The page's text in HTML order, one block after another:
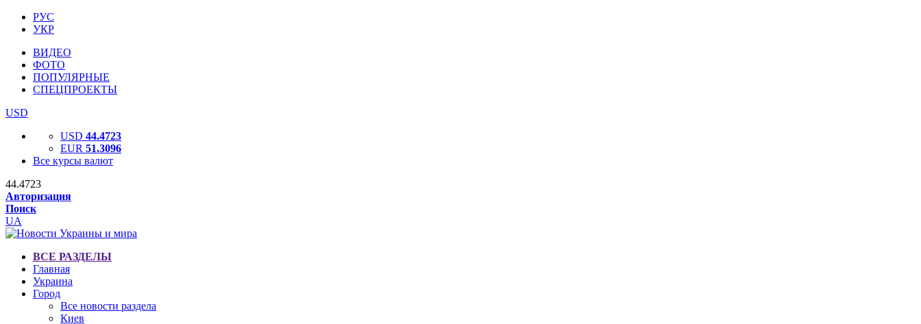
РУС
УКР
ВИДЕО
ФОТО
ПОПУЛЯРНЫЕ
СПЕЦПРОЕКТЫ
USD
USD 44.4723
EUR 51.3096
Все курсы валют
44.4723
Авторизация
Поиск
UA
ВСЕ РАЗДЕЛЫ
Главная
Украина
Город
Все новости раздела
Киев